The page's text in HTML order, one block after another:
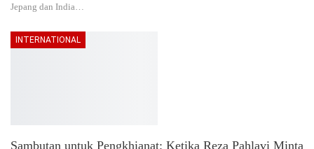
Jepang dan India
INTERNATIONAL
Sambutan untuk Pengkhianat: Ketika Reza Pahlavi Minta